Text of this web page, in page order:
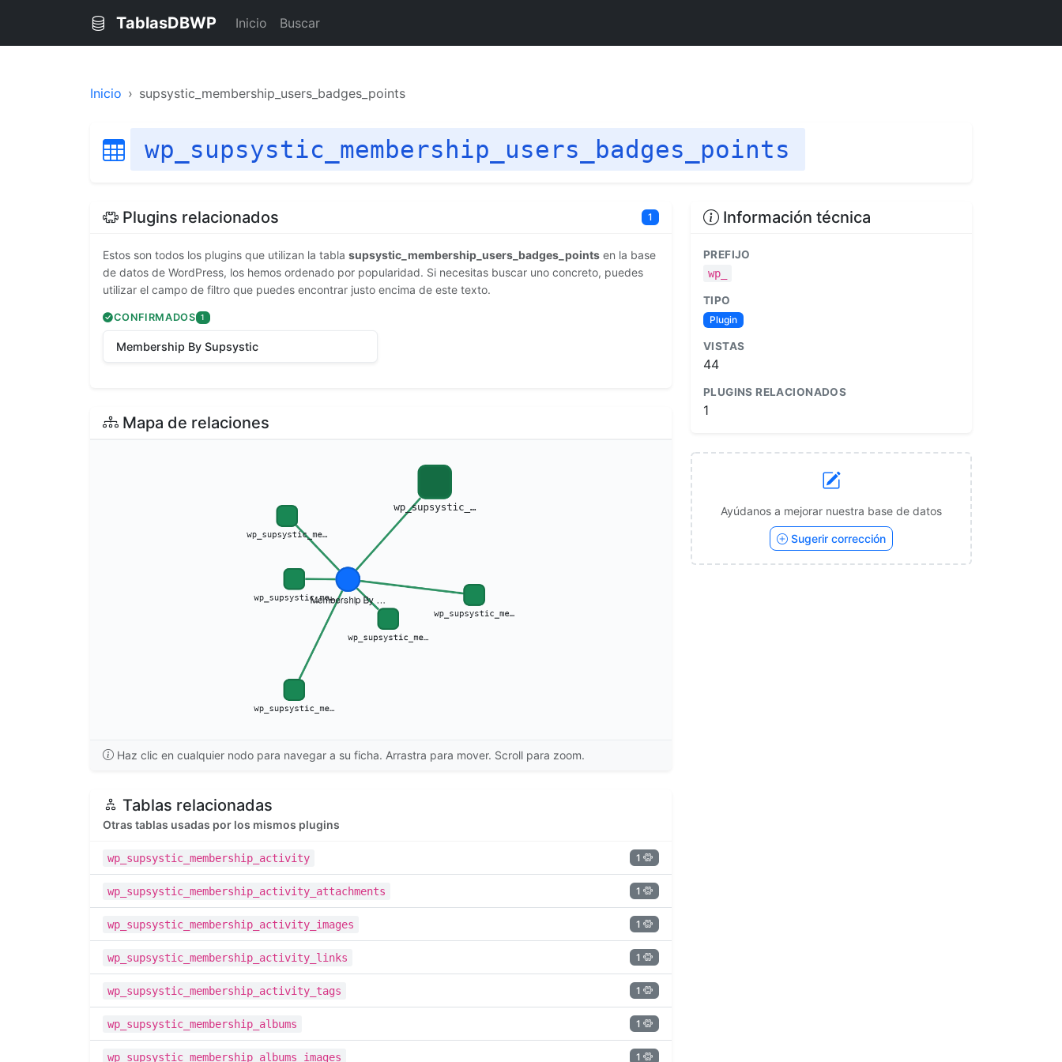
TablasDBWP Inicio Buscar
Inicio supsystic_membership_users_badges_points
wp_supsystic_membership_users_badges_points
Plugins relacionados 1
Estos son todos los plugins que utilizan la tabla supsystic_membership_users_badges_points en la base
de datos de WordPress, los hemos ordenado por popularidad. Si necesitas buscar uno concreto, puedes
utilizar el campo de filtro que puedes encontrar justo encima de este texto.
CONFIRMADOS 1
Membership By Supsystic
Mapa de relaciones
Haz clic en cualquier nodo para navegar a su ficha. Arrastra para mover. Scroll para zoom.
Tablas relacionadas
Otras tablas usadas por los mismos plugins
wp_supsystic_membership_activity 1
wp_supsystic_membership_activity_attachments 1
wp_supsystic_membership_activity_images 1
wp_supsystic_membership_activity_links 1
wp_supsystic_membership_activity_tags 1
wp_supsystic_membership_albums 1
wp_supsystic_membership_albums_images 1
Información técnica
PREFIJO
wp_
TIPO
Plugin
VISTAS
44
PLUGINS RELACIONADOS
1
Ayúdanos a mejorar nuestra base de datos
Sugerir corrección